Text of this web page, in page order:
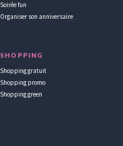
Soirée fun
Organiser son anniversaire
SHOPPING
Shopping gratuit
Shopping promo
Shopping green